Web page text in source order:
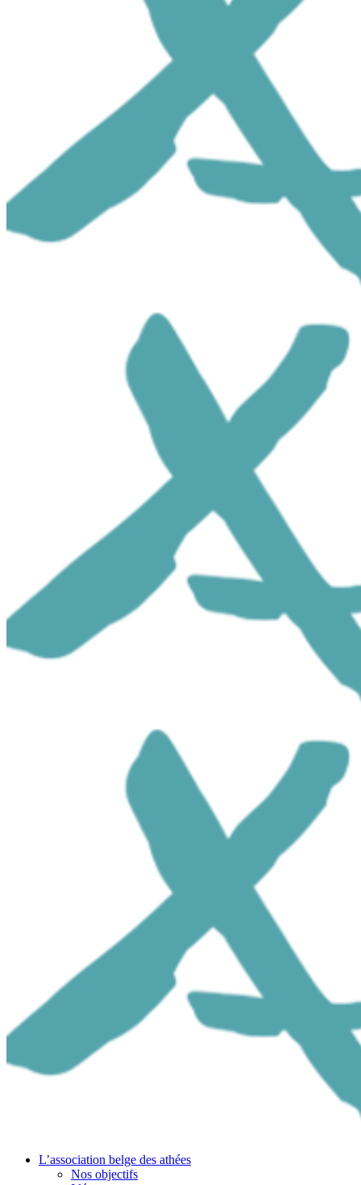
L’association belge des athées
Nos objectifs